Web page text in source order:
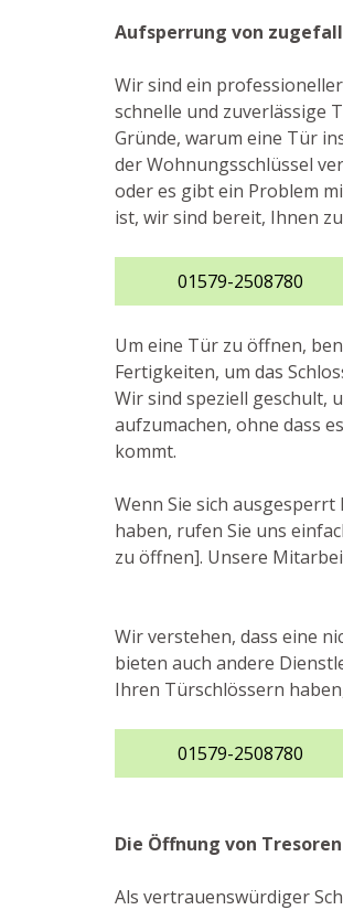
Aufsperrung von
Wir sind ein
schnelle und zuverlässige
Gründe, warum eine Tür
der Wohnungsschlüssel
oder es gibt ein Problem
ist, wir sind bereit, Ihnen
01579-2508780
Um eine Tür zu öffnen,
Fertigkeiten, um das
Wir sind speziell geschult,
aufzumachen, ohne dass
kommt.
Wenn Sie sich
haben, rufen Sie uns
zu öffnen]. Unsere
Wir verstehen, dass eine
bieten auch andere
Ihren Türschlössern
01579-2508780
Die Öffnung von
Als vertrauenswürdiger